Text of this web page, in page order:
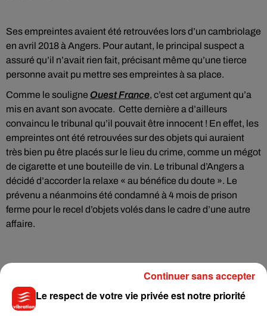
Ses empreintes avaient été retrouvées lors d’un cambriolage
en avril 2018 à Angers. Pour autant, le principal suspect a
assuré qu’il n’avait rien fait, précisant même qu’une tierce
personne avait pu mettre ses empreintes à sa place.
Comme le souligne Ouest France, c’est cet argument qu’a
mis en avant son avocate. Cette dernière a d’ailleurs
convaincu le tribunal qu’il pouvait être innocent ! En effet, les
empreintes ont été retrouvées sur des objets qui auraient
très bien pu être placés sur le lieu du crime, comme un mégot
de cigarette et une bouteille de vin. Le tribunal d’Angers a
décidé d’accorder la relaxe « au bénéfice du doute ». Le
prévenu a néanmoins été condamné à 4 mois de prison
ferme pour le recel d’objets volés dans le cadre d’une autre
affaire.
Musique
Le respect de votre vie privée est notre priorité
Continuer sans accepter